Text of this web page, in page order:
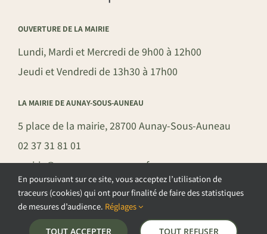
OUVERTURE DE LA MAIRIE
Lundi, Mardi et Mercredi de 9h00 à 12h00
Jeudi et Vendredi de 13h30 à 17h00
LA MAIRIE DE AUNAY-SOUS-AUNEAU
5 place de la mairie, 28700 Aunay-Sous-Auneau
02 37 31 81 01
mairie@aunay-sous-auneau.fr
©COPYRIGHT 2026 – COMMUNE DE AUNAY-SOUS-AUNEAU –
En poursuivant sur ce site, vous acceptez l’utilisation de
traceurs (cookies) qui ont pour finalité de faire des statistiques
de mesures d’audience. Réglages
TOUT ACCEPTER TOUT REFUSER